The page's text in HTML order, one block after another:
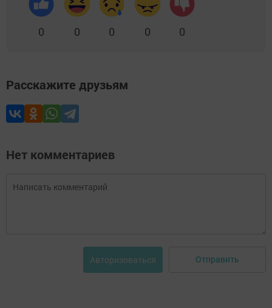
0 0 0 0 0
Расскажите друзьям
Нет комментариев
Авторизоваться Отправить